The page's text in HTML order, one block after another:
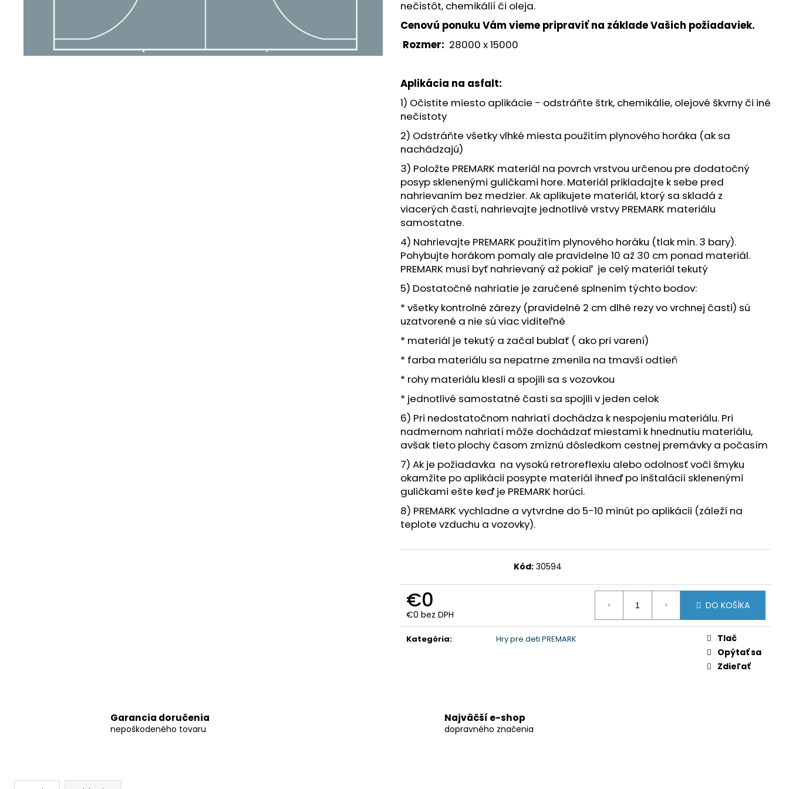
nečistôt, chemikálií či oleja.
Cenovú ponuku Vám vieme pripraviť na základe Vašich požiadaviek.
Rozmer: 28000 x 15000
Aplikácia na asfalt:
1) Očistite miesto aplikácie - odstráňte štrk, chemikálie, olejové škvrny či iné
nečistoty
2) Odstráňte všetky vlhké miesta použitím plynového horáka (ak sa
nachádzajú)
3) Položte PREMARK materiál na povrch vrstvou určenou pre dodatočný
posyp sklenenými guličkami hore. Materiál prikladajte k sebe pred
nahrievaním bez medzier. Ak aplikujete materiál, ktorý sa skladá z
viacerých častí, nahrievajte jednotlivé vrstvy PREMARK materiálu
samostatne.
4) Nahrievajte PREMARK použitím plynového horáku (tlak min. 3 bary).
Pohybujte horákom pomaly ale pravidelne 10 až 30 cm ponad materiál.
PREMARK musí byť nahrievaný až pokiaľ je celý materiál tekutý
5) Dostatočné nahriatie je zaručené splnením týchto bodov:
* všetky kontrolné zárezy (pravidelné 2 cm dlhé rezy vo vrchnej časti) sú
uzatvorené a nie sú viac viditeľné
* materiál je tekutý a začal bublať ( ako pri varení)
* farba materiálu sa nepatrne zmenila na tmavší odtieň
* rohy materiálu klesli a spojili sa s vozovkou
* jednotlivé samostatné časti sa spojili v jeden celok
6) Pri nedostatočnom nahriatí dochádza k nespojeniu materiálu. Pri
nadmernom nahriatí môže dochádzať miestami k hnednutiu materiálu,
avšak tieto plochy časom zmiznú dôsledkom cestnej premávky a počasím
7) Ak je požiadavka na vysokú retroreflexiu alebo odolnosť voči šmyku
okamžite po aplikácii posypte materiál ihneď po inštalácií sklenenými
guličkami ešte keď je PREMARK horúci.
8) PREMARK vychladne a vytvrdne do 5-10 minút po aplikácii (záleží na
teplote vzduchu a vozovky).
Kód: 30594
€0
€0 bez DPH
Jednotková
cena:
DO KOŠÍKA
Kategória: Hry pre deti PREMARK
Tlač
Opýtať sa
Zdieľať
Garancia doručenia
nepoškodeného tovaru
Najväčší e-shop
dopravného značenia
STOJAN S REKLAMOU
KÔŠ NA TRIEDENÝ ODPAD
€1 008,60
KÔŠ NA TRIEDENÝ ODPAD
€1 008,60